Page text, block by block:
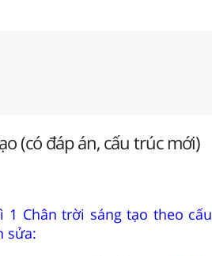
(có đáp án, cấu trúc mới)
Chân trời sáng tạo theo cấu
sửa: